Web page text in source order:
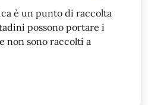
è un punto di raccolta
possono portare i
sono raccolti a